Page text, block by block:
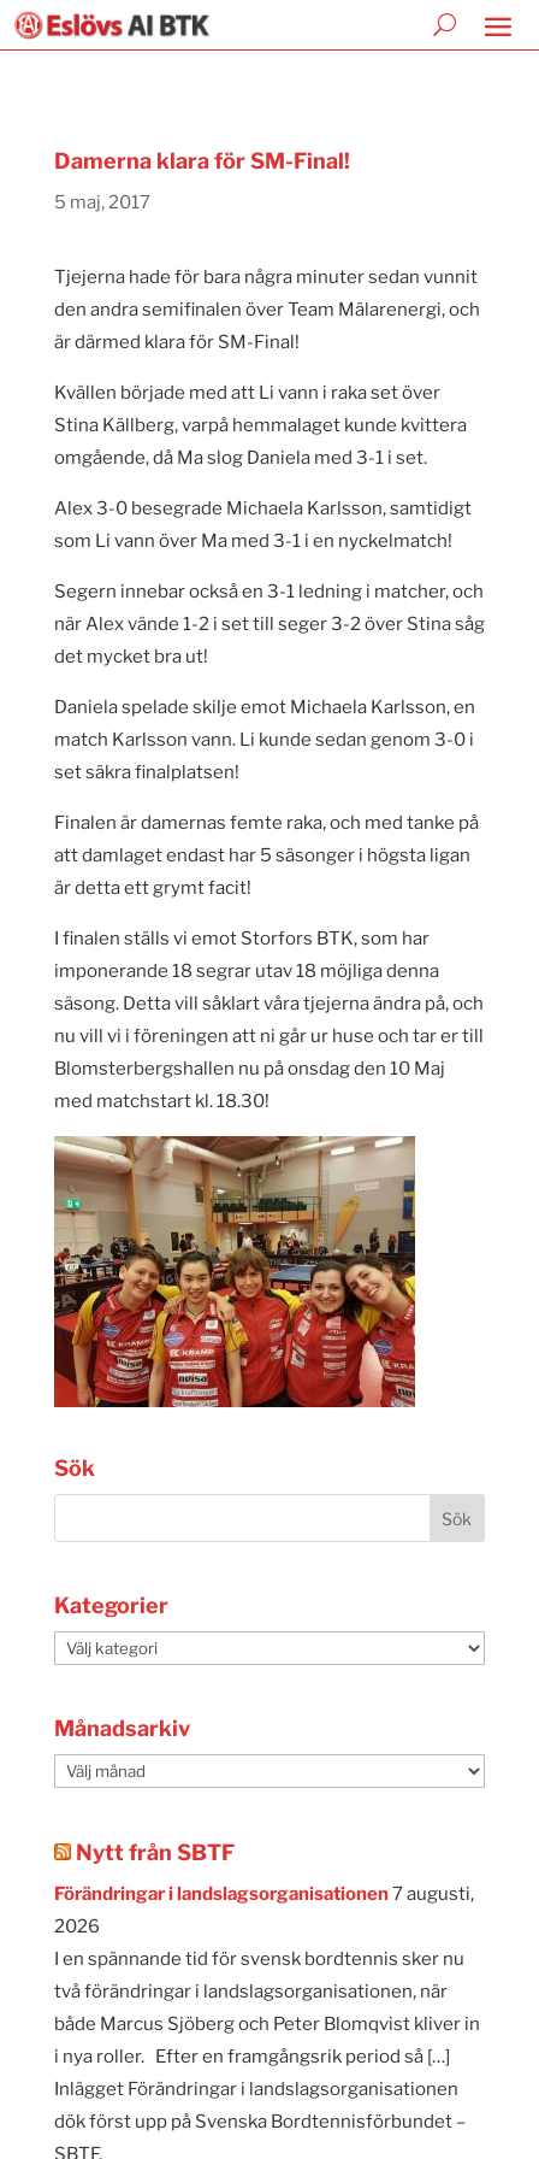
Damerna klara för SM-Final!
5 maj, 2017
Tjejerna hade för bara några minuter sedan vunnit
den andra semifinalen över Team Mälarenergi, och
är därmed klara för SM-Final!
Kvällen började med att Li vann i raka set över
Stina Källberg, varpå hemmalaget kunde kvittera
omgående, då Ma slog Daniela med 3-1 i set.
Alex 3-0 besegrade Michaela Karlsson, samtidigt
som Li vann över Ma med 3-1 i en nyckelmatch!
Segern innebar också en 3-1 ledning i matcher, och
när Alex vände 1-2 i set till seger 3-2 över Stina såg
det mycket bra ut!
Daniela spelade skilje emot Michaela Karlsson, en
match Karlsson vann. Li kunde sedan genom 3-0 i
set säkra finalplatsen!
Finalen är damernas femte raka, och med tanke på
att damlaget endast har 5 säsonger i högsta ligan
är detta ett grymt facit!
I finalen ställs vi emot Storfors BTK, som har
imponerande 18 segrar utav 18 möjliga denna
säsong. Detta vill såklart våra tjejerna ändra på, och
nu vill vi i föreningen att ni går ur huse och tar er till
Blomsterbergshallen nu på onsdag den 10 Maj
med matchstart kl. 18.30!
Sök
Kategorier
Kategorier
Månadsarkiv
Månadsarkiv
Nytt från SBTF
Förändringar i landslagsorganisationen7 augusti,
2026
I en spännande tid för svensk bordtennis sker nu
två förändringar i landslagsorganisationen, när
både Marcus Sjöberg och Peter Blomqvist kliver in
i nya roller. Efter en framgångsrik period så […]
Inlägget Förändringar i landslagsorganisationen
dök först upp på Svenska Bordtennisförbundet –
SBTF.